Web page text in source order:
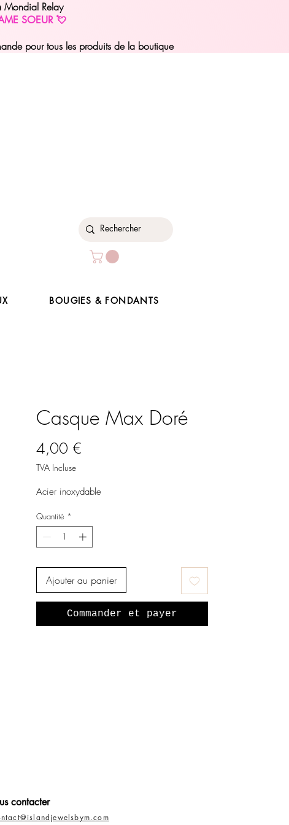
Mondial Relay
SOEUR 💘
pour tous les produits de la boutique
BOUGIES & FONDANTS
Casque Max Doré
4,00 €
TVA Incluse
Acier inoxydable
Quantité *
Ajouter au panier
Commander et payer
contacter